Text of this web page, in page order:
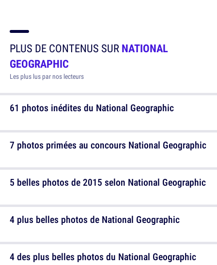
PLUS DE CONTENUS SURNATIONAL
GEOGRAPHIC
Les plus lus par nos lecteurs
61 photos inédites du National Geographic
5 belles photos de 2015 selon National Geographic
4 des plus belles photos du National Geographic
7 photos primées au concours National Geographic
4 plus belles photos de National Geographic